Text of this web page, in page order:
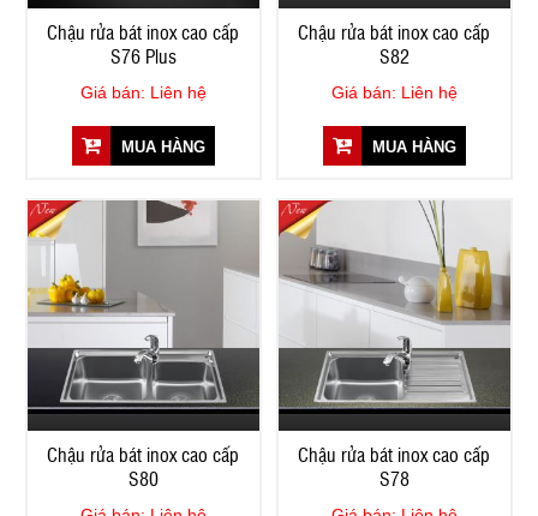
Chậu rửa bát inox cao cấp
S76 Plus
Giá bán: Liên hệ
MUA HÀNG
Chậu rửa bát inox cao cấp
S82
Giá bán: Liên hệ
MUA HÀNG
Chậu rửa bát inox cao cấp
S80
Chậu rửa bát inox cao cấp
S78